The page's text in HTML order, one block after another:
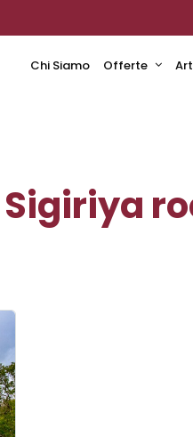
Chi Siamo Offerte
Sigiriya